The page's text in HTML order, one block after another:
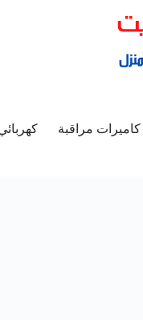
كاميرات مراقبة